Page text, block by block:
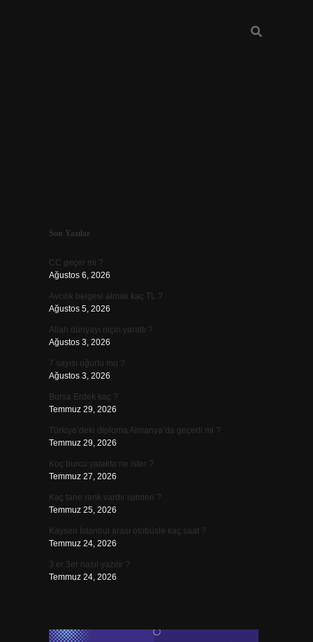
Sidebar
Son Yazılar
CC geçer mi ?
Ağustos 6, 2026
Avcılık belgesi almak kaç TL ?
Ağustos 5, 2026
Allah dünyayı niçin yarattı ?
Ağustos 3, 2026
7 sayısı uğurlu mu ?
Ağustos 3, 2026
Bursa Erdek kaç ?
Temmuz 29, 2026
Türkiye’deki diploma Almanya’da geçerli mi ?
Temmuz 29, 2026
Koç burcu yatakta ne ister ?
Temmuz 27, 2026
Kaç tane renk vardır isimleri ?
Temmuz 25, 2026
Kayseri İstanbul arası otobüsle kaç saat ?
Temmuz 24, 2026
3 er 3er nasıl yazılır ?
Temmuz 24, 2026